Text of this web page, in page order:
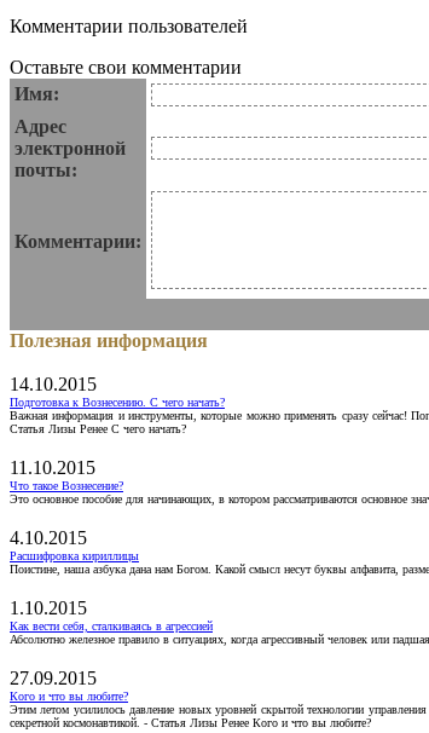
Комментарии пользователей
Оставьте свои комментарии
Имя:
Адрес
электронной
почты:
Комментарии:
Полезная информация
14.10.2015
Подготовка к Вознесению. С чего начать?
Важная информация и инструменты, которые можно применять сразу сейчас!
Статья Лизы Ренее С чего начать?
11.10.2015
Что такое Вознесение?
Это основное пособие для начинающих, в котором рассматриваются основное
4.10.2015
Расшифровка кириллицы
Поистине, наша азбука дана нам Богом. Какой смысл несут буквы алфавита,
1.10.2015
Как вести себя, сталкиваясь в агрессией
Абсолютно железное правило в ситуациях, когда агрессивный человек или
27.09.2015
Кого и что вы любите?
Этим летом усилилось давление новых уровней скрытой технологии
секретной космонавтикой. - Статья Лизы Ренее Кого и что вы любите?